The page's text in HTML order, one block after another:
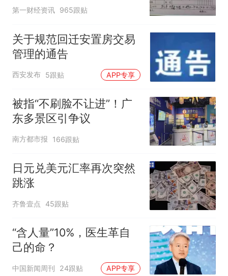
第一财经资讯 965跟贴
关于规范回迁安置房交易
管理的通告
西安发布 5跟贴 APP专享
被指“不刷脸不让进”！广
东多景区引争议
南方都市报 166跟贴
日元兑美元汇率再次突然
跳涨
齐鲁壹点 45跟贴
“含人量”10%，医生革自
己的命？
中国新闻周刊 24跟贴 APP专享